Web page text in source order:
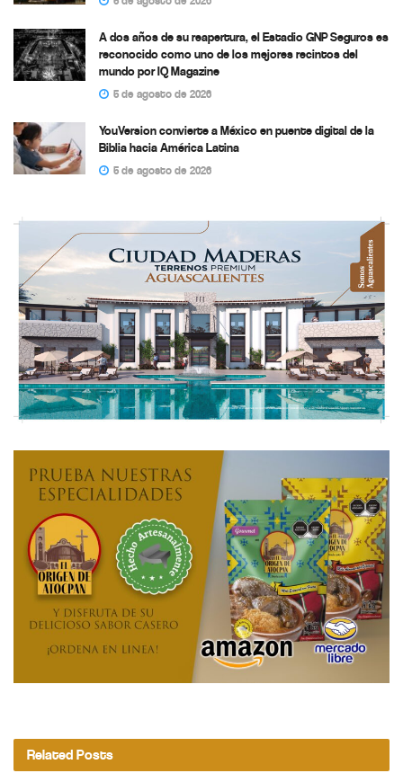
A dos años de su reapertura, el Estadio GNP Seguros es
reconocido como uno de los mejores recintos del
mundo por IQ Magazine
5 de agosto de 2026
YouVersion convierte a México en puente digital de la
Biblia hacia América Latina
5 de agosto de 2026
Related Posts